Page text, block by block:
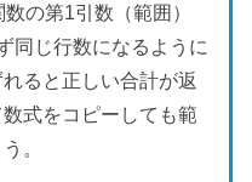
の第1引数（範囲）
同じ行数になるように
ると正しい合計が返
式をコピーしても範
。